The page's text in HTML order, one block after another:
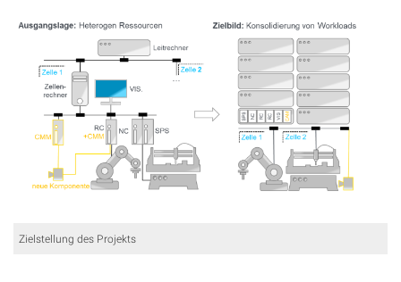
Zielstellung des Projekts